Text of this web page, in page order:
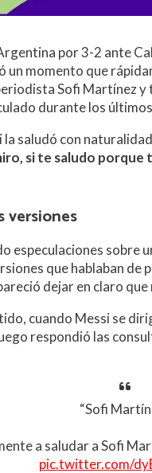
por 3-2 ante
momento que
Sofi Martínez
durante los
saludó con
si te saludo porque
versiones
especulaciones
que hablaban
dejar en claro
cuando Messi se
respondió las
“Sofi
a saludar a Sofi
pic.twitter.com/